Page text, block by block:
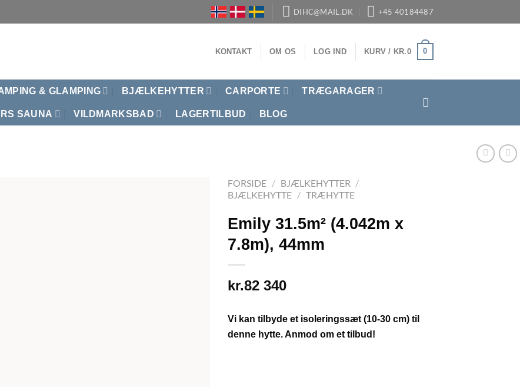
DIHC@MAIL.DK +45 40184487
KONTAKT OM OS LOG IND KURV / KR.0 0
& GLAMPING BJÆLKEHYTTER CARPORTE TRÆGARAGER
SAUNA VILDMARKSBAD LAGERTILBUD BLOG
FORSIDE / BJÆLKEHYTTER /
BJÆLKEHYTTE / TRÆHYTTE
Emily 31.5m² (4.042m x
7.8m), 44mm
kr.82 340
Vi kan tilbyde et isoleringssæt (10-30 cm) til
denne hytte. Anmod om et tilbud!